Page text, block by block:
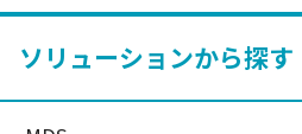
ソリューションから探す